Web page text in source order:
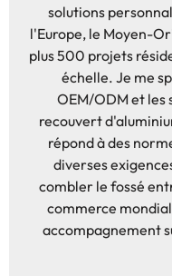
solutions
l'Europe, le Moyen-
plus 500 projets
échelle. Je me
OEM/ODM et les
recouvert
répond à des
diverses
combler le fossé
commerce
accompagnement